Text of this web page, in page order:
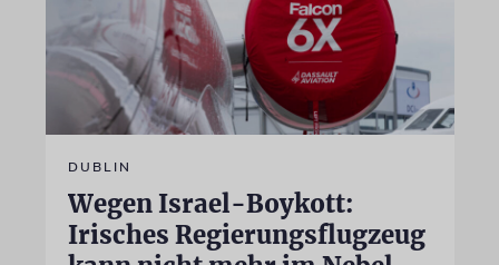
DUBLIN
Wegen Israel-Boykott:
Irisches Regierungsflugzeug